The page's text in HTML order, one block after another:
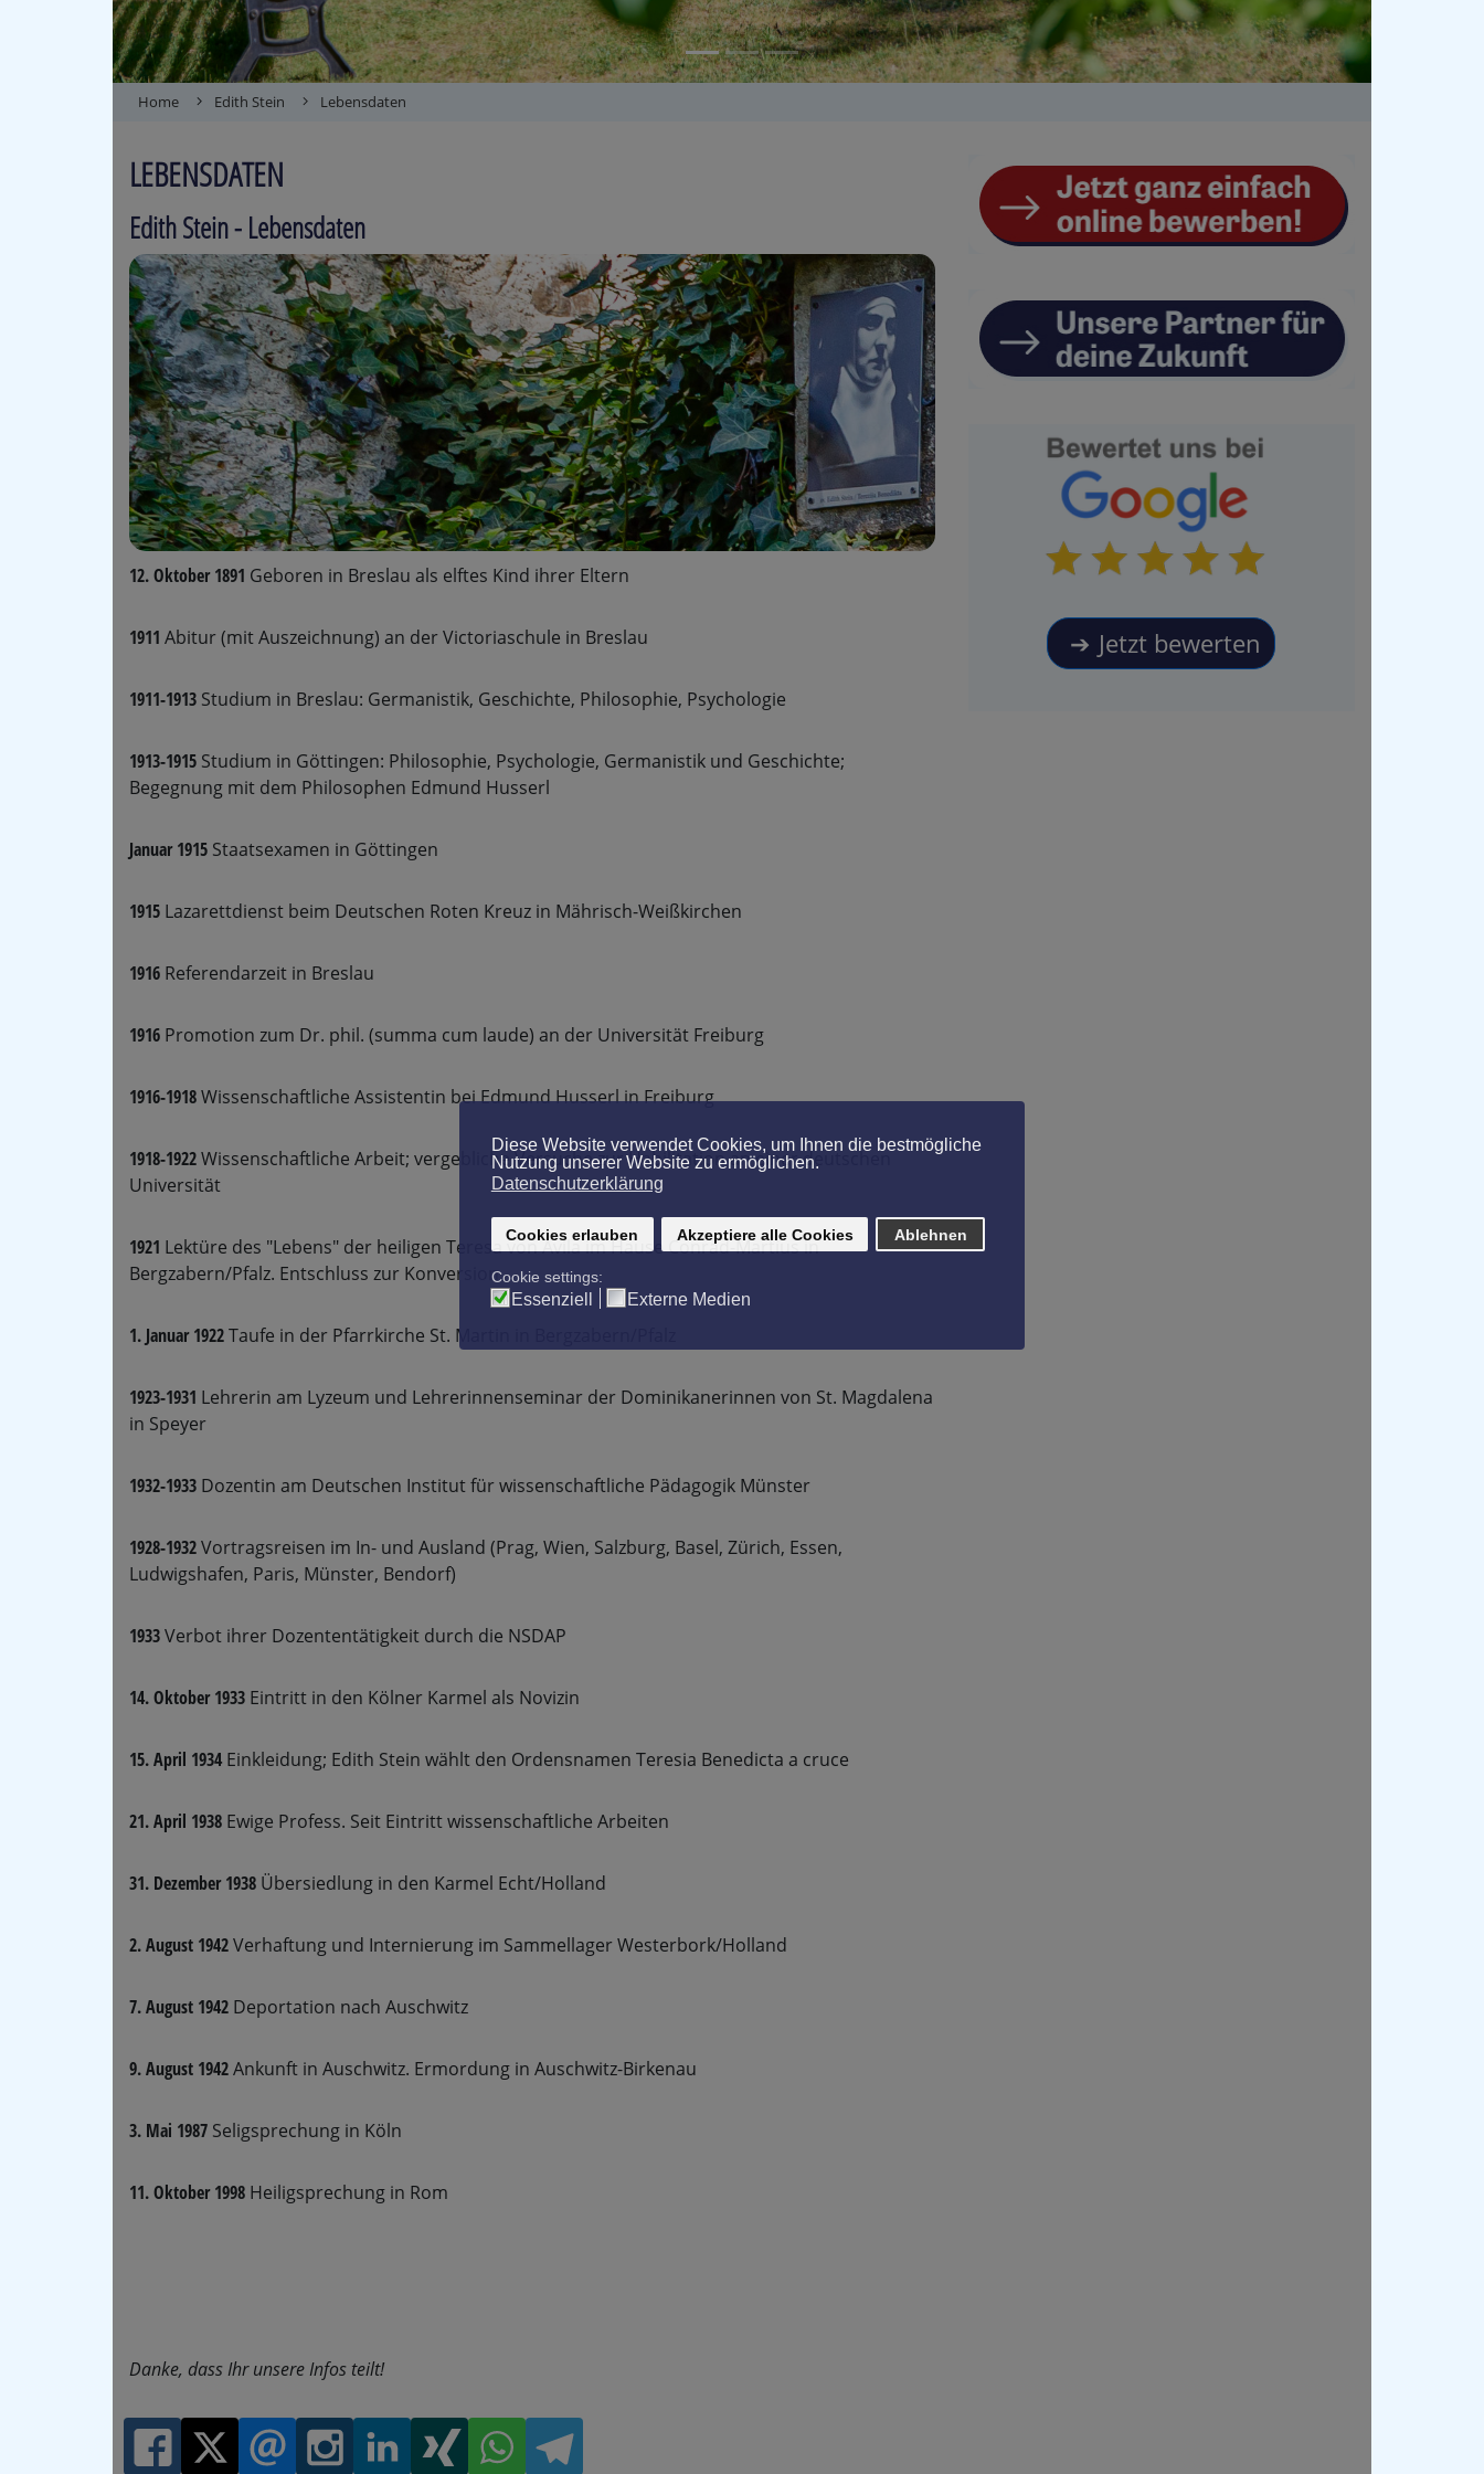
Home Edith Stein Lebensdaten
LEBENSDATEN
Edith Stein - Lebensdaten
12. Oktober 1891 Geboren in Breslau als elftes Kind ihrer Eltern
1911 Abitur (mit Auszeichnung) an der Victoriaschule in Breslau
1911-1913 Studium in Breslau: Germanistik, Geschichte, Philosophie, Psychologie
1913-1915 Studium in Göttingen: Philosophie, Psychologie, Germanistik und Geschichte;
Begegnung mit dem Philosophen Edmund Husserl
Januar 1915 Staatsexamen in Göttingen
1915 Lazarettdienst beim Deutschen Roten Kreuz in Mährisch-Weißkirchen
1916 Referendarzeit in Breslau
1916 Promotion zum Dr. phil. (summa cum laude) an der Universität Freiburg
1916-1918Wissenschaftliche Assistentin bei Edmund Husserl in Freiburg
1918-1922Wissenschaftliche Arbeit; vergebliche Versuche zur Habilitation an einer deutschen
Universität
1921 Lektüre des "Lebens" der heiligen Teresa von Avila im Hause Conrad-Martius in
Bergzabern/Pfalz. Entschluss zur Konversion
1. Januar 1922Taufe in der Pfarrkirche St. Martin in Bergzabern/Pfalz
1923-1931 Lehrerin am Lyzeum und Lehrerinnenseminar der Dominikanerinnen von St. Magdalena
in Speyer
1932-1933 Dozentin am Deutschen Institut für wissenschaftliche Pädagogik Münster
1928-1932Vortragsreisen im In- und Ausland (Prag, Wien, Salzburg, Basel, Zürich, Essen,
Ludwigshafen, Paris, Münster, Bendorf)
1933Verbot ihrer Dozententätigkeit durch die NSDAP
14. Oktober 1933 Eintritt in den Kölner Karmel als Novizin
15. April 1934 Einkleidung; Edith Stein wählt den Ordensnamen Teresia Benedicta a cruce
21. April 1938 Ewige Profess. Seit Eintritt wissenschaftliche Arbeiten
31. Dezember 1938 Übersiedlung in den Karmel Echt/Holland
2. August 1942Verhaftung und Internierung im Sammellager Westerbork/Holland
7. August 1942 Deportation nach Auschwitz
9. August 1942Ankunft in Auschwitz. Ermordung in Auschwitz-Birkenau
3. Mai 1987 Seligsprechung in Köln
11. Oktober 1998 Heiligsprechung in Rom
Danke, dass Ihr unsere Infos teilt!
Jetzt bewerten